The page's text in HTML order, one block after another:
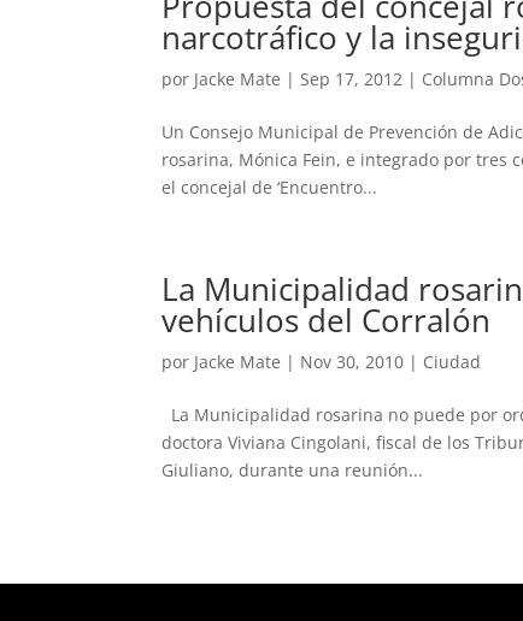
narcotráfico y la
por Jacke Mate |Sep 17, 2012 | Columna
Un Consejo Municipal de Prevención de
rosarina, Mónica Fein, e integrado por tres
el concejal de ‘Encuentro...
La Municipalidad
vehículos del Corralón
por Jacke Mate | Nov 30, 2010 | Ciudad
La Municipalidad rosarina no puede por
doctora Viviana Cingolani, fiscal de los
Giuliano, durante una reunión...